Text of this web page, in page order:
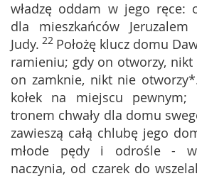
władzę oddam w jego ręce:
dla mieszkańców
Judy. 22 Położę klucz domu
ramieniu; gdy on otworzy, nikt
on zamknie, nikt nie
kołek na miejscu
tronem chwały dla domu
zawieszą całą chlubę jego
młode pędy i odrośle -
naczynia, od czarek do